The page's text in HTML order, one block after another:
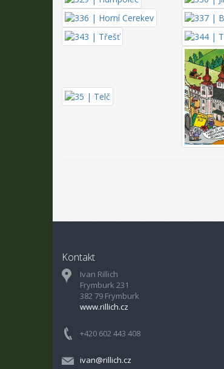
Kontakt
Ivan Rillich
Frymburk 231
382 79 Frymburk
www.rillich.cz
+420 602 443 408
ivan@rillich.cz